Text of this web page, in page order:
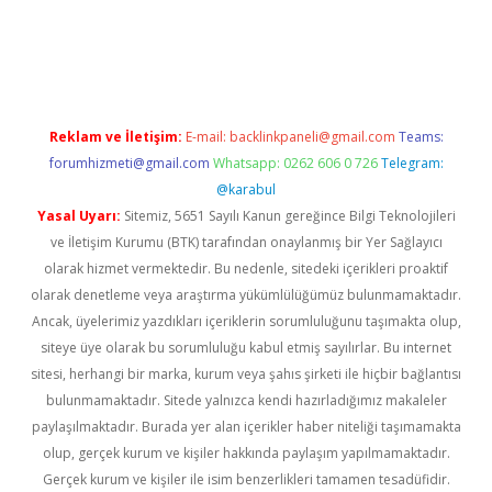
Reklam ve İletişim: E-mail: backlinkpaneli@gmail.com Teams:
forumhizmeti@gmail.com Whatsapp: 0262 606 0 726 Telegram:
@karabul
Yasal Uyarı: Sitemiz, 5651 Sayılı Kanun gereğince Bilgi Teknolojileri
ve İletişim Kurumu (BTK) tarafından onaylanmış bir Yer Sağlayıcı
olarak hizmet vermektedir. Bu nedenle, sitedeki içerikleri proaktif
olarak denetleme veya araştırma yükümlülüğümüz bulunmamaktadır.
Ancak, üyelerimiz yazdıkları içeriklerin sorumluluğunu taşımakta olup,
siteye üye olarak bu sorumluluğu kabul etmiş sayılırlar. Bu internet
sitesi, herhangi bir marka, kurum veya şahıs şirketi ile hiçbir bağlantısı
bulunmamaktadır. Sitede yalnızca kendi hazırladığımız makaleler
paylaşılmaktadır. Burada yer alan içerikler haber niteliği taşımamakta
olup, gerçek kurum ve kişiler hakkında paylaşım yapılmamaktadır.
Gerçek kurum ve kişiler ile isim benzerlikleri tamamen tesadüfidir.